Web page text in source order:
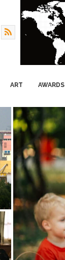
ART AWARDS